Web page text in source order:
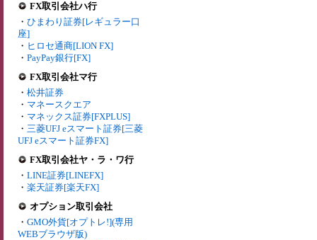
FX取引会社ハ行
・ ひまわり証券[レギュラー口
座]
・ ヒロセ通商[LION FX]
・ PayPay銀行[FX]
FX取引会社マ行
・ 松井証券
・ マネースクエア
・ マネックス証券[FXPLUS]
・ 三菱UFJ eスマート証券[三菱
UFJ eスマート証券FX]
FX取引会社ヤ・ラ・ワ行
・ LINE証券[LINEFX]
・ 楽天証券[楽天FX]
オプション取引会社
・ GMO外貨[オプトレ!](専用
WEBブラウザ版)